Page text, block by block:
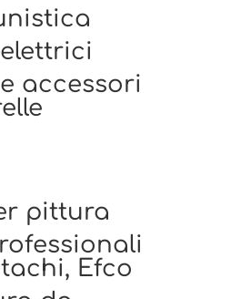
accessori
pittura
Efco